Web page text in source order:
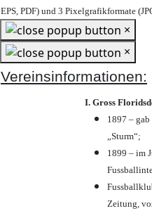
EPS, PDF) und 3 Pixelgrafikformate
×
×
Vereinsinformationen:
I. Gross
1897 –
„Sturm“;
1899 – im
Zeitung,